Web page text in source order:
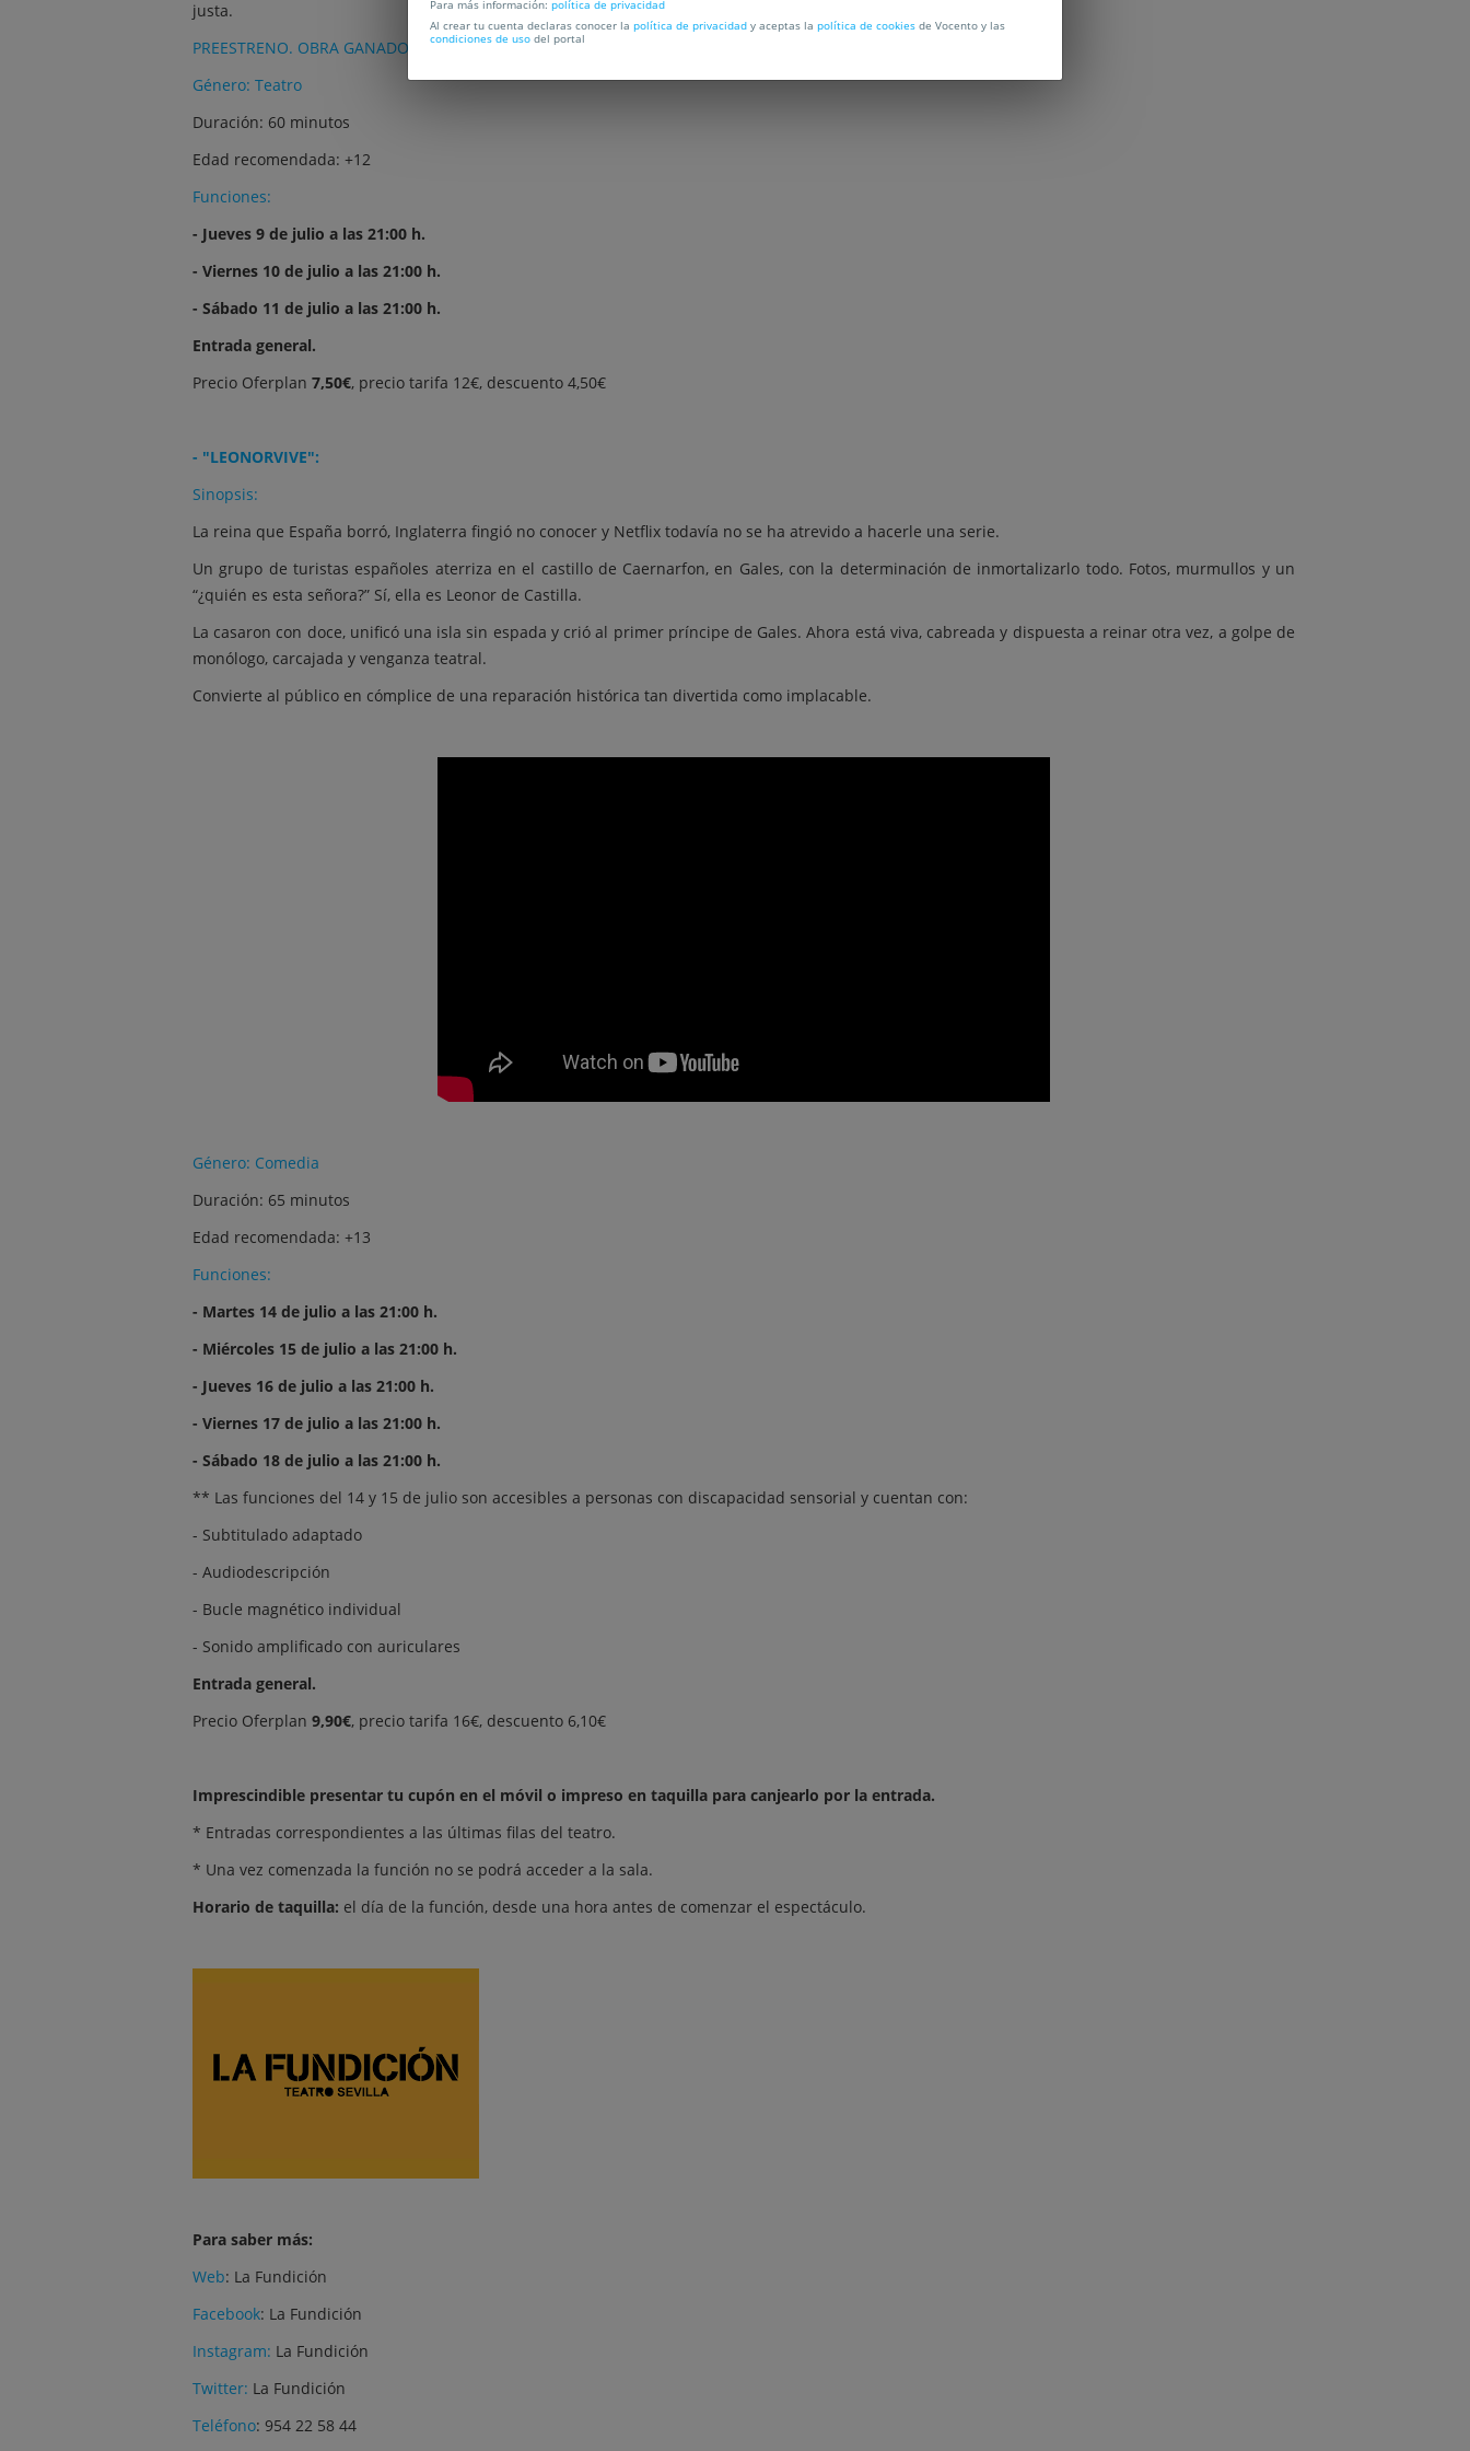
justa.
PREESTRENO. OBRA GANADORA EN IBERESCENA.
Género: Teatro
Duración: 60 minutos
Edad recomendada: +12
Funciones:
- Jueves 9 de julio a las 21:00 h.
- Viernes 10 de julio a las 21:00 h.
- Sábado 11 de julio a las 21:00 h.
Entrada general.
Precio Oferplan 7,50€, precio tarifa 12€, descuento 4,50€
- "LEONORVIVE":
Sinopsis:
La reina que España borró, Inglaterra fingió no conocer y Netflix todavía no se ha atrevido a hacerle una serie.
Un grupo de turistas españoles aterriza en el castillo de Caernarfon, en Gales, con la determinación de inmortalizarlo todo. Fotos, murmullos y un
“¿quién es esta señora?” Sí, ella es Leonor de Castilla.
La casaron con doce, unificó una isla sin espada y crió al primer príncipe de Gales. Ahora está viva, cabreada y dispuesta a reinar otra vez, a golpe de
monólogo, carcajada y venganza teatral.
Convierte al público en cómplice de una reparación histórica tan divertida como implacable.
Género: Comedia
Duración: 65 minutos
Edad recomendada: +13
Funciones:
- Martes 14 de julio a las 21:00 h.
- Miércoles 15 de julio a las 21:00 h.
- Jueves 16 de julio a las 21:00 h.
- Viernes 17 de julio a las 21:00 h.
- Sábado 18 de julio a las 21:00 h.
** Las funciones del 14 y 15 de julio son accesibles a personas con discapacidad sensorial y cuentan con:
- Subtitulado adaptado
- Audiodescripción
- Bucle magnético individual
- Sonido amplificado con auriculares
Entrada general.
Precio Oferplan 9,90€, precio tarifa 16€, descuento 6,10€
Imprescindible presentar tu cupón en el móvil o impreso en taquilla para canjearlo por la entrada.
* Entradas correspondientes a las últimas filas del teatro.
* Una vez comenzada la función no se podrá acceder a la sala.
Horario de taquilla: el día de la función, desde una hora antes de comenzar el espectáculo.
Para saber más:
Web: La Fundición
Facebook: La Fundición
Instagram: La Fundición
Twitter: La Fundición
Teléfono: 954 22 58 44
Para más información: política de privacidad
Al crear tu cuenta declaras conocer la política de privacidad y aceptas la política de cookies de Vocento y las
condiciones de uso del portal